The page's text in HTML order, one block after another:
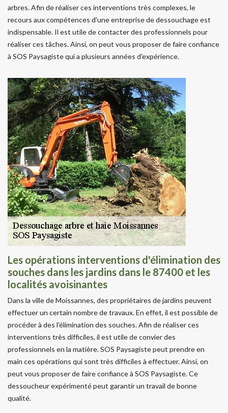
arbres. Afin de réaliser ces interventions très complexes, le
recours aux compétences d'une entreprise de dessouchage est
indispensable. Il est utile de contacter des professionnels pour
réaliser ces tâches. Ainsi, on peut vous proposer de faire confiance
à SOS Paysagiste qui a plusieurs années d'expérience.
Les opérations interventions d'élimination des
souches dans les jardins dans le 87400 et les
localités avoisinantes
Dans la ville de Moissannes, des propriétaires de jardins peuvent
effectuer un certain nombre de travaux. En effet, il est possible de
procéder à des l'élimination des souches. Afin de réaliser ces
interventions très difficiles, il est utile de convier des
professionnels en la matière. SOS Paysagiste peut prendre en
main ces opérations qui sont très difficiles à effectuer. Ainsi, on
peut vous proposer de faire confiance à SOS Paysagiste. Ce
dessoucheur expérimenté peut garantir un travail de bonne
qualité.